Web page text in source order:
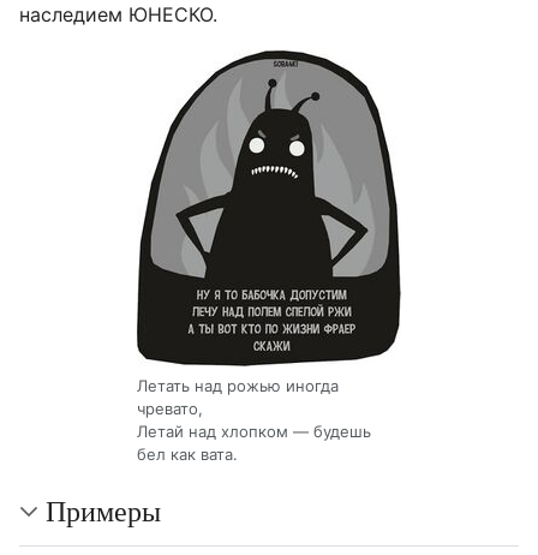
наследием ЮНЕСКО.
Летать над рожью иногда
чревато,
Летай над хлопком — будешь
бел как вата.
Примеры